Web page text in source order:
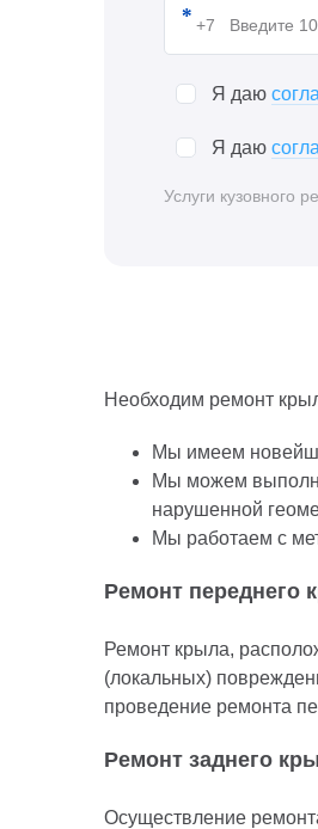
Я даю
Я даю
Услуги кузовного
Необходим ремонт
Мы имеем
Мы можем
нарушенной
Мы работаем с
Ремонт переднего
Ремонт крыла,
(локальных)
проведение ремонта
Ремонт заднего
Осуществление